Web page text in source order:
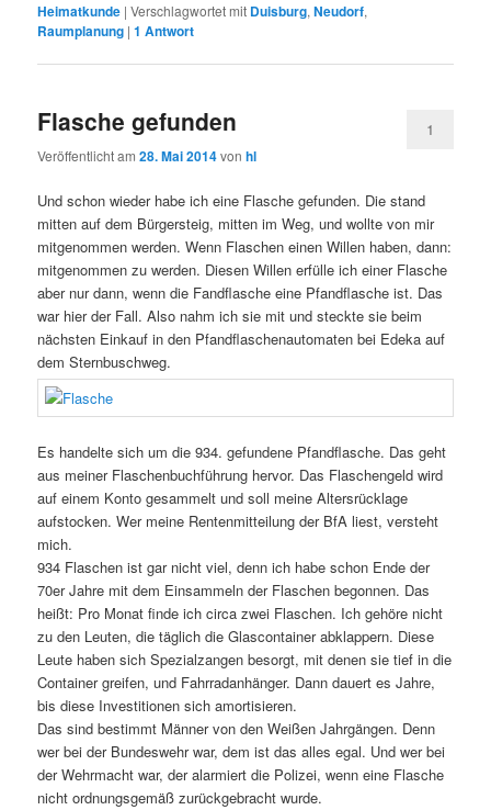
Heimatkunde |Verschlagwortet mit Duisburg,Neudorf,
Raumplanung |1 Antwort
Flasche gefunden
Veröffentlicht am28. Mai 2014vonhl
1
Und schon wieder habe ich eine Flasche gefunden. Die stand
mitten auf dem Bürgersteig, mitten im Weg, und wollte von mir
mitgenommen werden. Wenn Flaschen einen Willen haben, dann:
mitgenommen zu werden. Diesen Willen erfülle ich einer Flasche
aber nur dann, wenn die Fandflasche eine Pfandflasche ist. Das
war hier der Fall. Also nahm ich sie mit und steckte sie beim
nächsten Einkauf in den Pfandflaschenautomaten bei Edeka auf
dem Sternbuschweg.
Es handelte sich um die 934. gefundene Pfandflasche. Das geht
aus meiner Flaschenbuchführung hervor. Das Flaschengeld wird
auf einem Konto gesammelt und soll meine Altersrücklage
aufstocken. Wer meine Rentenmitteilung der BfA liest, versteht
mich.
934 Flaschen ist gar nicht viel, denn ich habe schon Ende der
70er Jahre mit dem Einsammeln der Flaschen begonnen. Das
heißt: Pro Monat finde ich circa zwei Flaschen. Ich gehöre nicht
zu den Leuten, die täglich die Glascontainer abklappern. Diese
Leute haben sich Spezialzangen besorgt, mit denen sie tief in die
Container greifen, und Fahrradanhänger. Dann dauert es Jahre,
bis diese Investitionen sich amortisieren.
Das sind bestimmt Männer von den Weißen Jahrgängen. Denn
wer bei der Bundeswehr war, dem ist das alles egal. Und wer bei
der Wehrmacht war, der alarmiert die Polizei, wenn eine Flasche
nicht ordnungsgemäß zurückgebracht wurde.